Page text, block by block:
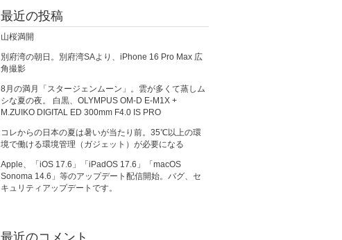
最近の投稿
山桜満開
別府湾の朝日。別府湾SAより、iPhone 16 Pro Max 広
角撮影
8月の満月「スタージェンムーン」。雲が多くて蒸しム
シな夏の夜。 白黒、OLYMPUS OM-D E-M1X +
M.ZUIKO DIGITAL ED 300mm F4.0 IS PRO
コレからの日本の夏は暑いが当たり前。35℃以上の環
境で働ける環境管理（ガジェット）が必要になる
Apple、「iOS 17.6」「iPadOS 17.6」「macOS
Sonoma 14.6」等のアップデート配信開始。バグ、セ
キュリティアップデートです。
最近のコメント